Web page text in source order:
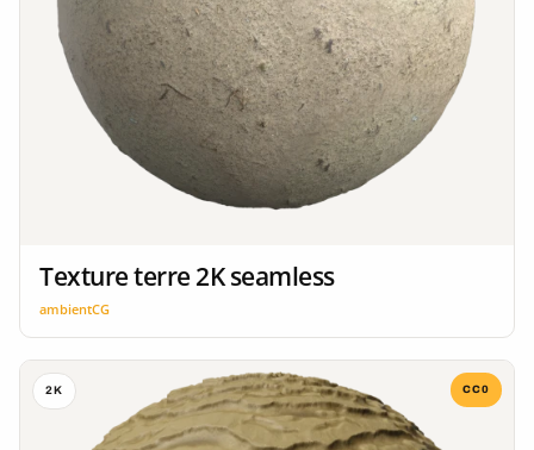
Texture terre 2K seamless
ambientCG
2K CC0